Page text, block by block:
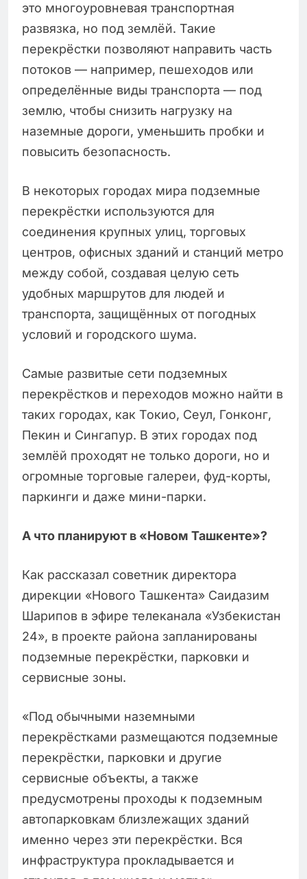
это многоуровневая транспортная
развязка, но под землёй. Такие
перекрёстки позволяют направить часть
потоков — например, пешеходов или
определённые виды транспорта — под
землю, чтобы снизить нагрузку на
наземные дороги, уменьшить пробки и
повысить безопасность.
В некоторых городах мира подземные
перекрёстки используются для
соединения крупных улиц, торговых
центров, офисных зданий и станций метро
между собой, создавая целую сеть
удобных маршрутов для людей и
транспорта, защищённых от погодных
условий и городского шума.
Самые развитые сети подземных
перекрёстков и переходов можно найти в
таких городах, как Токио, Сеул, Гонконг,
Пекин и Сингапур. В этих городах под
землёй проходят не только дороги, но и
огромные торговые галереи, фуд-корты,
паркинги и даже мини-парки.
А что планируют в «Новом Ташкенте»?
Как рассказал советник директора
дирекции «Нового Ташкента» Саидазим
Шарипов в эфире телеканала «Узбекистан
24», в проекте района запланированы
подземные перекрёстки, парковки и
сервисные зоны.
«Под обычными наземными
перекрёстками размещаются подземные
перекрёстки, парковки и другие
сервисные объекты, а также
предусмотрены проходы к подземным
автопарковкам близлежащих зданий
именно через эти перекрёстки. Вся
инфраструктура прокладывается и